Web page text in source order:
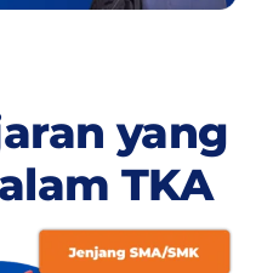
yang
TKA